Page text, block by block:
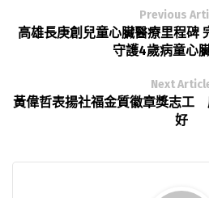
Previous
高雄長庚創兒童心臟醫療里程碑
守護4歲病童心
Next
黃偉哲表揚社福金質徽章獎志工
好